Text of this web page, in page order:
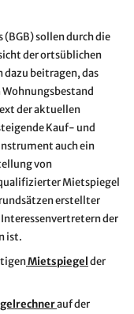
(BGB) sollen durch die
der ortsüblichen
beitragen, das
der aktuellen
Kauf- und
auch ein
von
Mietspiegel
erstellter
der
ist.
Mietspiegelder
auf der